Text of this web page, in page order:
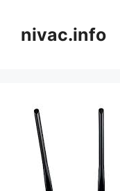
contentnivac.info